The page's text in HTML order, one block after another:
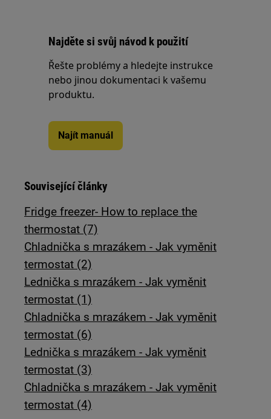
Najděte si svůj návod k použití
Řešte problémy a hledejte instrukce
nebo jinou dokumentaci k vašemu
produktu.
Najít manuál
Související články
Fridge freezer- How to replace the
thermostat (7)
Chladnička s mrazákem - Jak vyměnit
termostat (2)
Lednička s mrazákem - Jak vyměnit
termostat (1)
Chladnička s mrazákem - Jak vyměnit
termostat (6)
Lednička s mrazákem - Jak vyměnit
termostat (3)
Chladnička s mrazákem - Jak vyměnit
termostat (4)